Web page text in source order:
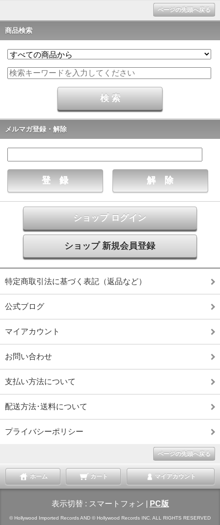
ページの先頭へ戻る
商品検索
メルマガ登録・解除
ショップ ログイン
ショップ 新規会員登録
特定商取引法に基づく表記（返品など）
公式ブログ
マイアカウント
お問い合わせ
支払い方法について
配送方法･送料について
プライバシーポリシー
ページの先頭へ戻る
ホーム カート マイアカウント
表示切替 : スマートフォン PC版
© Hollywood Imported Records AND © Hollywood Records INC. ALL RIGHTS RESERVED